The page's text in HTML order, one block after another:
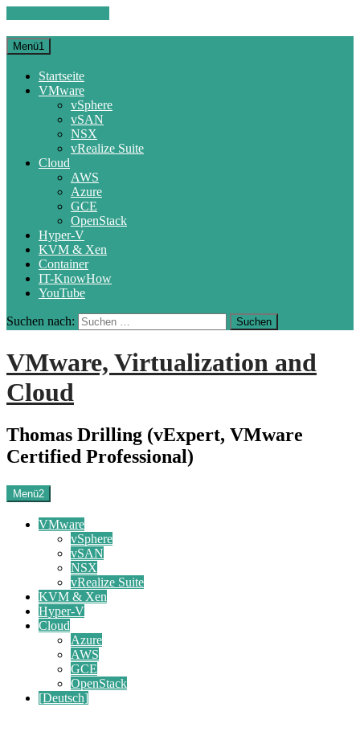
Menü1
Startseite
VMware
vSphere
vSAN
NSX
vRealize Suite
Cloud
AWS
Azure
GCE
OpenStack
Hyper-V
KVM & Xen
Container
IT-KnowHow
YouTube
Suchen nach:
VMware, Virtualization and
Cloud
Thomas Drilling (vExpert, VMware
Certified Professional)
Menü2
VMware
vSphere
vSAN
NSX
vRealize Suite
KVM & Xen
Hyper-V
Cloud
Azure
AWS
GCE
OpenStack
[Deutsch]